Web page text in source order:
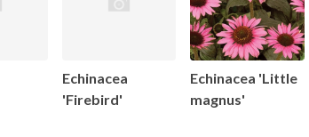
Echinacea
'Firebird'
Echinacea 'Little
magnus'